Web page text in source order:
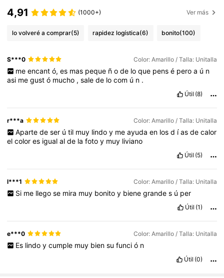
4,91 (1000+) Ver más
lo volveré a comprar(5) rapidez logística(6) bonito(100)
S***0 Color: Amarillo / Talla: Unitalla
me encant ó, es mas peque ñ o de lo que pens é pero a ú n
asi megustó mucho ,salede locom ú n .
Útil (8)
r***a Color: Amarillo / Talla: Unitalla
Aparte de ser ú til muy lindo y me ayuda en los d ías de calor
elcolores igualalde lafotoy muy liviano
Útil (5)
l***1 Color: Amarillo / Talla: Unitalla
Si me llego se mira muy bonito y biene grande s ú per
Útil (1)
e***0 Color: Amarillo / Talla: Unitalla
Es lindo y cumple muy bien su funci ó n
Útil (0)